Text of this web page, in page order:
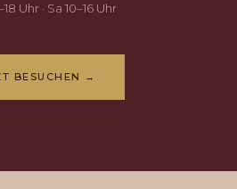
Uhr · Sa 10–16 Uhr
BESUCHEN →